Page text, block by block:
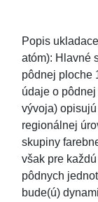
Popis
atóm): Hlavné
pôdnej ploche
údaje o
vývoja)
regionálnej
skupiny
však pre
pôdnych
bude(ú)